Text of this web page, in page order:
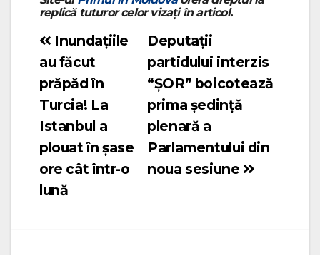
replică tuturor celor vizați în articol.
Navigare
în
articole
Deputații
partidului interzis
“ȘOR” boicotează
prima ședință
plenară a
Parlamentului din
noua sesiune
Inundațiile
au făcut
prăpăd în
Turcia! La
Istanbul a
plouat în șase
ore cât într-o
lună